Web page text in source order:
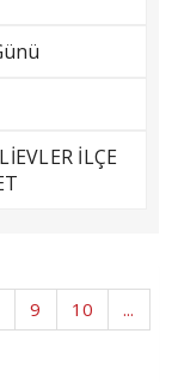
İLÇE
9 10 ...